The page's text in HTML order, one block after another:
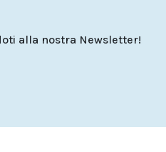
alla nostra Newsletter!